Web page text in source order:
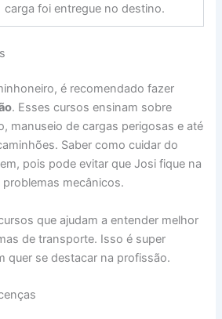
carga foi entregue no destino.
é recomendado fazer
. Esses cursos ensinam sobre
manuseio de cargas perigosas e até
Saber como cuidar do
pois pode evitar que Josi fique na
mecânicos.
que ajudam a entender melhor
de transporte. Isso é super
quer se destacar na profissão.